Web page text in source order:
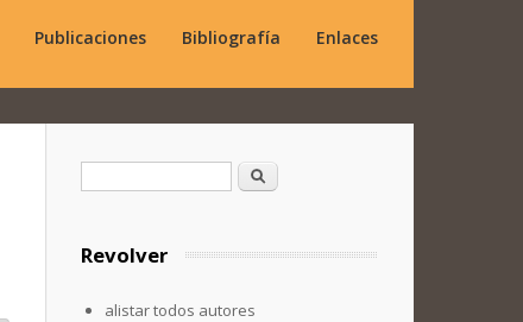
Publicaciones Bibliografía Enlaces
Formulario de búsqueda
Buscar
Revolver
alistar todos autores